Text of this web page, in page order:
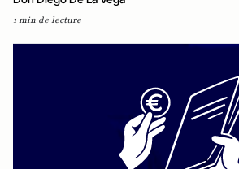
1 min de lecture